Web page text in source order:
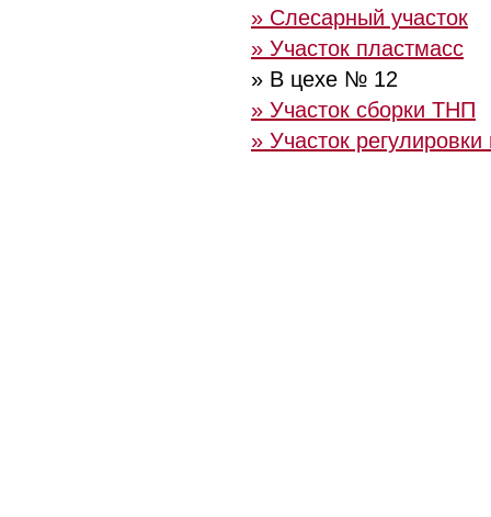
» Слесарный участок
» Участок пластмасс
» В цехе № 12
» Участок сборки ТНП
» Участок регулировки